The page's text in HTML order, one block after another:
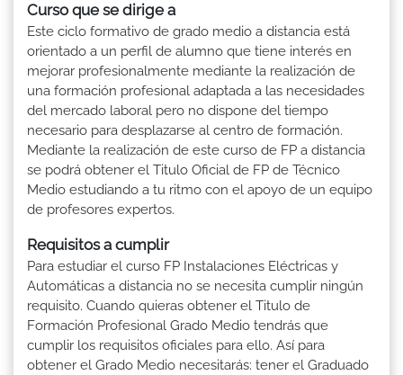
Curso que se dirige a
Este ciclo formativo de grado medio a distancia está
orientado a un perfil de alumno que tiene interés en
mejorar profesionalmente mediante la realización de
una formación profesional adaptada a las necesidades
del mercado laboral pero no dispone del tiempo
necesario para desplazarse al centro de formación.
Mediante la realización de este curso de FP a distancia
se podrá obtener el Titulo Oficial de FP de Técnico
Medio estudiando a tu ritmo con el apoyo de un equipo
de profesores expertos.
Requisitos a cumplir
Para estudiar el curso FP Instalaciones Eléctricas y
Automáticas a distancia no se necesita cumplir ningún
requisito. Cuando quieras obtener el Titulo de
Formación Profesional Grado Medio tendrás que
cumplir los requisitos oficiales para ello. Así para
obtener el Grado Medio necesitarás: tener el Graduado